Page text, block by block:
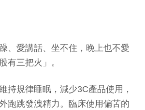
、愛講話、坐不住，晚上也不愛
有三把火」。
持規律睡眠，減少3C產品使用，
跑跳發洩精力。臨床使用偏苦的